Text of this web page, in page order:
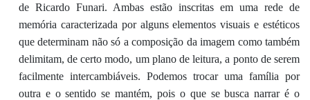
de Ricardo Funari. Ambas estão inscritas em uma rede de
memória caracterizada por alguns elementos visuais e estéticos
que determinam não só a composição da imagem como também
delimitam, de certo modo, um plano de leitura,a ponto de serem
facilmente intercambiáveis. Podemos trocar uma família por
outra e o sentido se mantém, pois o que se busca narrar é o